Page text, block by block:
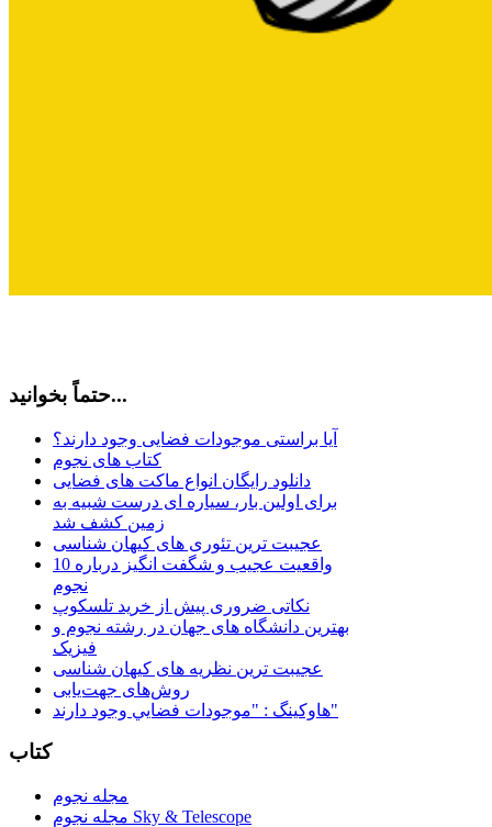
حتماً بخوانید...
آیا براستی موجودات فضایی وجود دارند؟
کتاب های نجوم
دانلود رایگان انواع ماکت های فضایی
برای اولین بار، سیاره ای درست شبیه به
زمین کشف شد
عجیبت ترین تئوری های کیهان شناسی
10 واقعیت عجیب و شگفت انگیز درباره
نجوم
نکاتی ضروری پیش از خرید تلسکوپ
بهترین دانشگاه های جهان در رشته نجوم و
فیزیک
عجیبت ترین نظریه های کیهان شناسی
روش‌های جهت‌یابی
هاوكينگ : "موجودات فضايي وجود دارند"
کتاب
مجله نجوم
مجله نجوم Sky & Telescope